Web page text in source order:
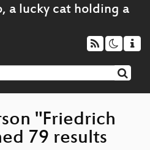
"Friedrich
79 results